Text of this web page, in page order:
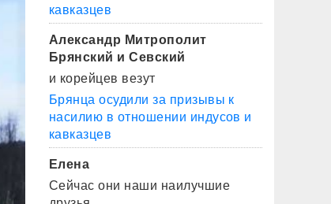
кавказцев
Александр Митрополит
Брянский и Севский
и корейцев везут
Брянца осудили за призывы к
насилию в отношении индусов и
кавказцев
Елена
Сейчас они наши наилучшие